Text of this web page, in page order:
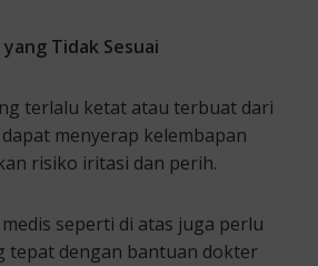
Tidak Sesuai
terlalu ketat atau terbuat dari
menyerap kelembapan
risiko iritasi dan perih.
seperti di atas juga perlu
tepat dengan bantuan dokter